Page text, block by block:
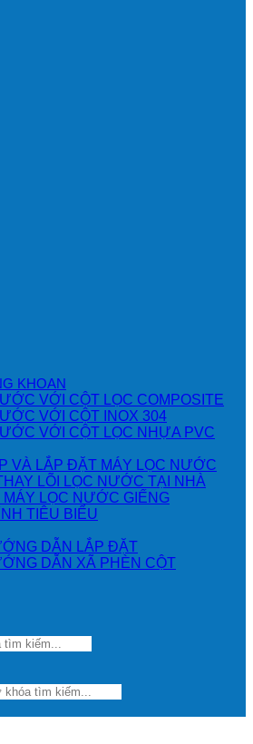
KHOAN
VỚI CỘT LỌC COMPOSITE
VỚI CỘT INOX 304
VỚI CỘT LỌC NHỰA PVC
VÀ LẮP ĐẶT MÁY LỌC NƯỚC
LÕI LỌC NƯỚC TẠI NHÀ
MÁY LỌC NƯỚC GIẾNG
TIÊU BIỂU
DẪN LẮP ĐẶT
DẪN XÃ PHÈN CỘT